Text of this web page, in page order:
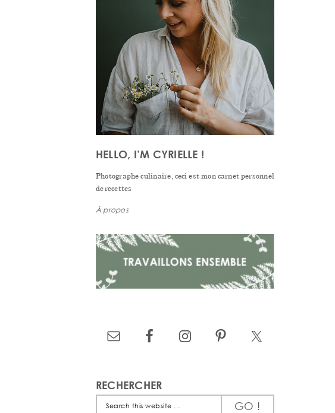
HELLO, I’M CYRIELLE !
Photographe culinaire, ceci est mon carnet personnel
de recettes
À propos
RECHERCHER